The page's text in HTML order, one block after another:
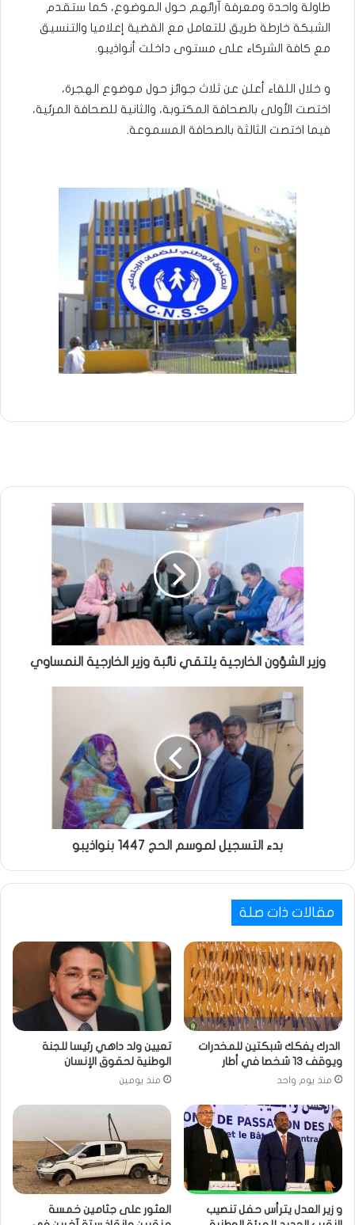
طاولة واحدة ومعرفة آرائهم حول الموضوع، كما ستقدم
الشبكة خارطة طريق للتعامل مع القضية إعلاميا والتنسيق
مع كافة الشركاء على مستوى داخلت أنواذيبو.
و خلال اللقاء أعلن عن ثلاث جوائز حول موضوع الهجرة،
اختصت الأولى بالصحافة المكتوبة، والثانية للصحافة المرئية،
فيما اختصت الثالثة بالصحافة المسموعة.
وزير الشؤون الخارجية يلتقي نائبة وزير الخارجية النمساوي
بدء التسجيل لموسم الحج 1447 بنواذيبو
مقالات ذات صلة
الدرك يفكك شبكتين للمخدرات
ويوقف 13 شخصا في أطار
منذ يوم واحد
تعيين ولد داهي رئيسا للجنة
الوطنية لحقوق الإنسان
منذ يومين
و زير العدل يترأس حفل تنصيب
العثور على جثامين خمسة